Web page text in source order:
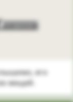
его
вещей.